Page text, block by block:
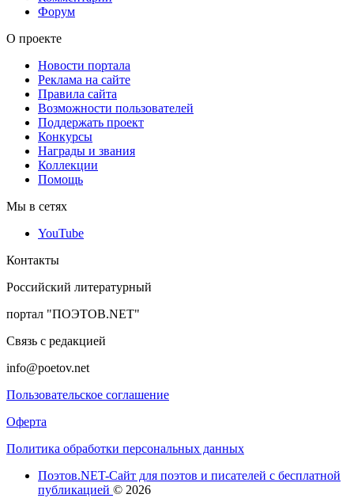
Форум
О проекте
Новости портала
Реклама на сайте
Правила сайта
Возможности пользователей
Поддержать проект
Конкурсы
Награды и звания
Коллекции
Помощь
Мы в сетях
YouTube
Контакты
Российский литературный
портал "ПОЭТОВ.NET"
Связь с редакцией
info@poetov.net
Пользовательское соглашение
Оферта
Политика обработки персональных данных
Поэтов.NET-Сайт для поэтов и писателей с бесплатной
публикацией © 2026